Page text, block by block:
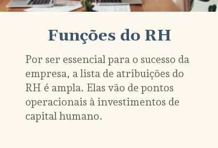
Funções do RH
Por ser essencial para o sucesso da
empresa, a lista de atribuições do
RH é ampla. Elas vão de pontos
operacionais à investimentos de
capital humano.